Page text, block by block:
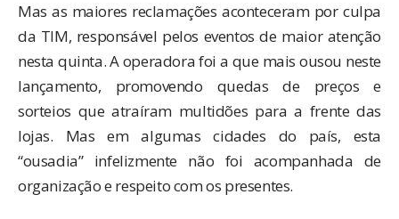
Mas as maiores reclamações aconteceram por culpa
da TIM, responsável pelos eventos de maior atenção
nesta quinta. A operadora foi a que mais ousou neste
lançamento, promovendo quedas de preços e
sorteios que atraíram multidões para a frente das
lojas. Mas em algumas cidades do país, esta
“ousadia” infelizmente não foi acompanhada de
organização e respeito com os presentes.